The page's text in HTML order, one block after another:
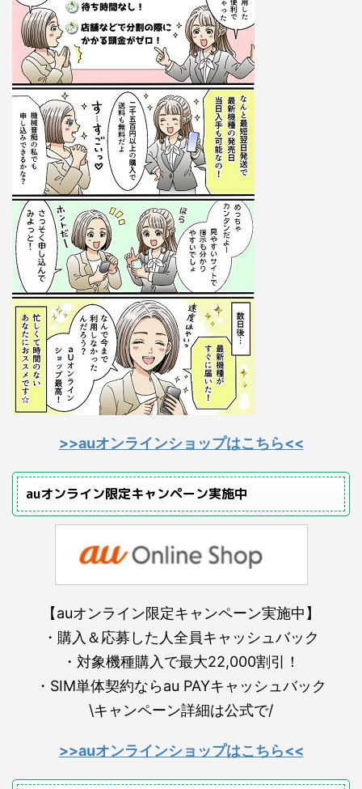
>>auオンラインショップはこちら<<
auオンライン限定キャンペーン実施中
【auオンライン限定キャンペーン実施中】
・購入＆応募した人全員キャッシュバック
・対象機種購入で最大22,000割引！
・SIM単体契約ならau PAYキャッシュバック
\キャンペーン詳細は公式で/
>>auオンラインショップはこちら<<